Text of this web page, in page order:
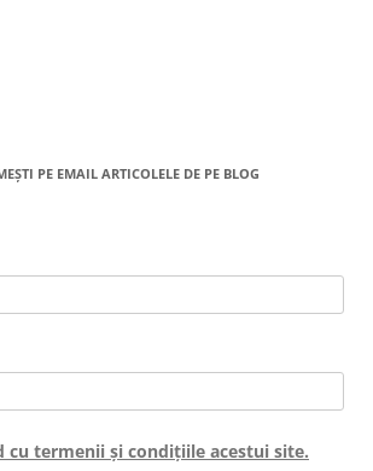
PE EMAIL ARTICOLELE DE PE BLOG
cu termenii și condițiile acestui site.